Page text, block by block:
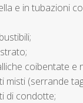
e in tubazioni
coibentate e
misti (serrande
di condotte;